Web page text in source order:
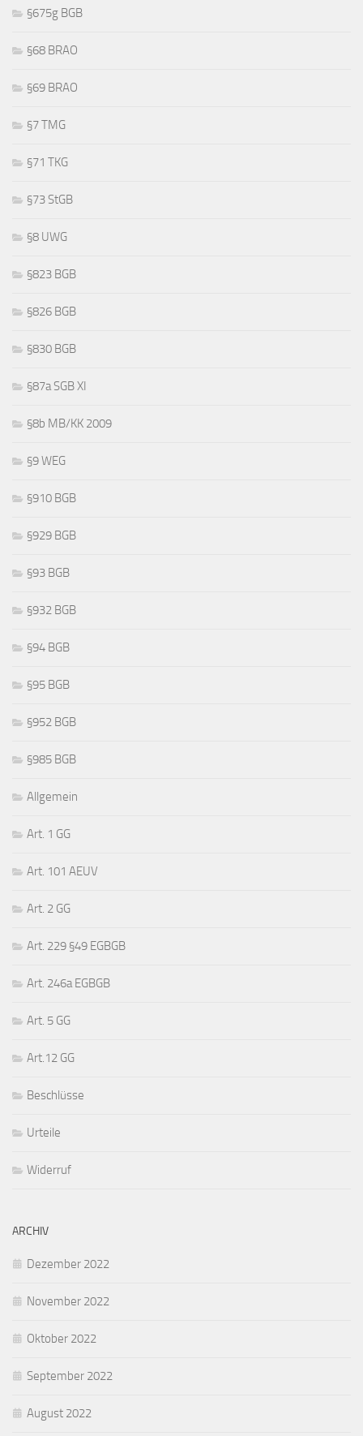
§675g BGB
§68 BRAO
§69 BRAO
§7 TMG
§71 TKG
§73 StGB
§8 UWG
§823 BGB
§826 BGB
§830 BGB
§87a SGB XI
§8b MB/KK 2009
§9 WEG
§910 BGB
§929 BGB
§93 BGB
§932 BGB
§94 BGB
§95 BGB
§952 BGB
§985 BGB
Allgemein
Art. 1 GG
Art. 101 AEUV
Art. 2 GG
Art. 229 §49 EGBGB
Art. 246a EGBGB
Art. 5 GG
Art.12 GG
Beschlüsse
Urteile
Widerruf
ARCHIV
Dezember 2022
November 2022
Oktober 2022
September 2022
August 2022